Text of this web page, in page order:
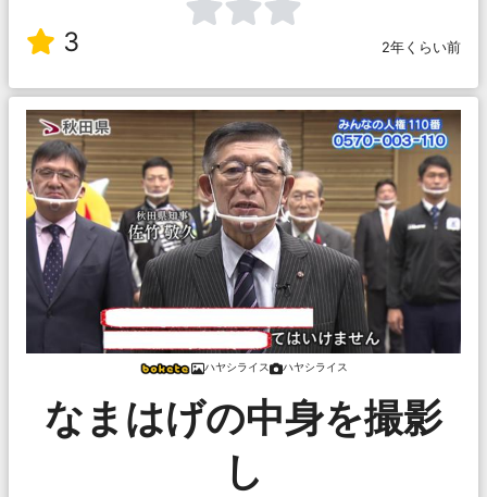
3 2年くらい前
ハヤシライス ハヤシライス
なまはげの中身を撮影
し